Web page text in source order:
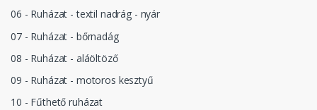
06 - Ruházat - textil nadrág - nyár
07 - Ruházat - bőrnadág
08 - Ruházat - aláöltöző
09 - Ruházat - motoros kesztyű
10 - Fűthető ruházat